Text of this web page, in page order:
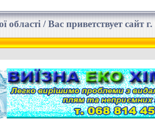
області / Вас приветствует